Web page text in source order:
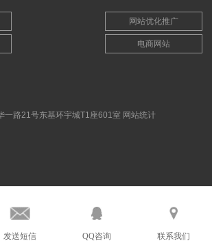
网站优化推广
电商网站
一路21号东基环宇城T1座601室 网站统计
发送短信 QQ咨询 联系我们